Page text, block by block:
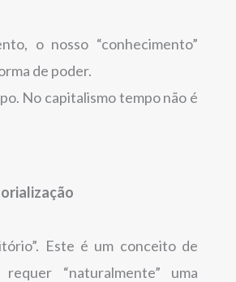
o nosso “conhecimento”
de poder.
No capitalismo tempo não é
Este é um conceito de
“naturalmente” uma